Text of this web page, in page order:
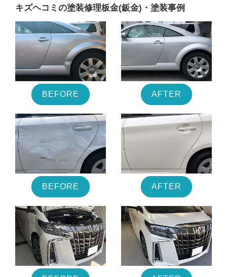
キズヘコミの塗装修理板金(鈑金)・塗装事例
BEFORE AFTER
BEFORE AFTER